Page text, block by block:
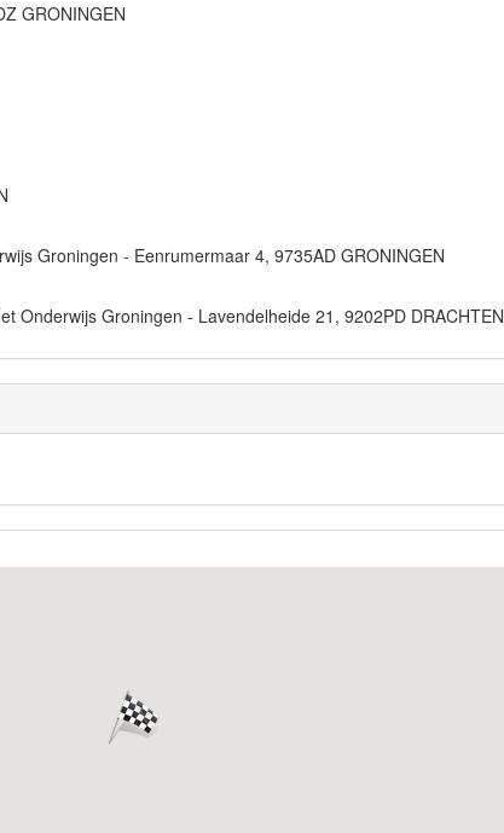
GRONINGEN
Groningen - Eenrumermaar 4, 9735AD GRONINGEN
Onderwijs Groningen - Lavendelheide 21, 9202PD DRACHTEN